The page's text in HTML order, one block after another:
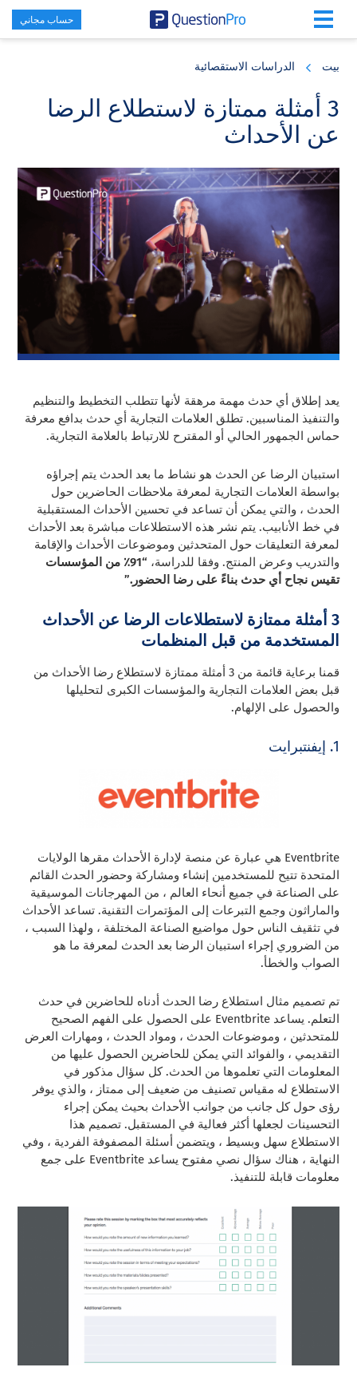
content
sidebar
حساب مجاني
بيت الدراسات الاستقصائية
3 أمثلة ممتازة لاستطلاع الرضا
عن الأحداث
يعد إطلاق أي حدث مهمة مرهقة لأنها تتطلب التخطيط والتنظيم
والتنفيذ المناسبين. تطلق العلامات التجارية أي حدث بدافع معرفة
حماس الجمهور الحالي أو المقترح للارتباط بالعلامة التجارية.
استبيان الرضا عن الحدث هو نشاط ما بعد الحدث يتم إجراؤه
بواسطة العلامات التجارية لمعرفة ملاحظات الحاضرين حول
الحدث ، والتي يمكن أن تساعد في تحسين الأحداث المستقبلية
في خط الأنابيب. يتم نشر هذه الاستطلاعات مباشرة بعد الأحداث
لمعرفة التعليقات حول المتحدثين وموضوعات الأحداث والإقامة
والتدريب وعرض المنتج. وفقا للدراسة،
“91٪ من المؤسسات
تقيس نجاح أي حدث بناءً على رضا الحضور.”
3 أمثلة ممتازة لاستطلاعات الرضا عن الأحداث
المستخدمة من قبل المنظمات
قمنا برعاية قائمة من 3 أمثلة ممتازة لاستطلاع رضا الأحداث من
قبل بعض العلامات التجارية والمؤسسات الكبرى لتحليلها
والحصول على الإلهام.
1. إيفنتبرايت
Eventbrite هي عبارة عن منصة لإدارة الأحداث مقرها الولايات
المتحدة تتيح للمستخدمين إنشاء ومشاركة وحضور الحدث القائم
على الصناعة في جميع أنحاء العالم ، من المهرجانات الموسيقية
والماراثون وجمع التبرعات إلى المؤتمرات التقنية. تساعد الأحداث
في تثقيف الناس حول مواضيع الصناعة المختلفة ، ولهذا السبب ،
من الضروري إجراء استبيان الرضا بعد الحدث لمعرفة ما هو
الصواب والخطأ.
تم تصميم مثال استطلاع رضا الحدث أدناه للحاضرين في حدث
التعلم. يساعد Eventbrite على الحصول على الفهم الصحيح
للمتحدثين ، وموضوعات الحدث ، ومواد الحدث ، ومهارات العرض
التقديمي ، والفوائد التي يمكن للحاضرين الحصول عليها من
المعلومات التي تعلموها من الحدث. كل سؤال مذكور في
الاستطلاع له مقياس تصنيف من ضعيف إلى ممتاز ، والذي يوفر
رؤى حول كل جانب من جوانب الأحداث بحيث يمكن إجراء
التحسينات لجعلها أكثر فعالية في المستقبل. تصميم هذا
الاستطلاع سهل وبسيط ، ويتضمن أسئلة المصفوفة الفردية ، وفي
النهاية ، هناك سؤال نصي مفتوح يساعد Eventbrite على جمع
معلومات قابلة للتنفيذ.